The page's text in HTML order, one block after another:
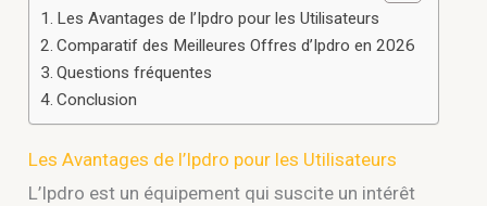
Les Avantages de l’Ipdro pour les Utilisateurs
Comparatif des Meilleures Offres d’Ipdro en 2026
Questions fréquentes
Conclusion
Les Avantages de l’Ipdro pour les Utilisateurs
L’Ipdro est un équipement qui suscite un intérêt